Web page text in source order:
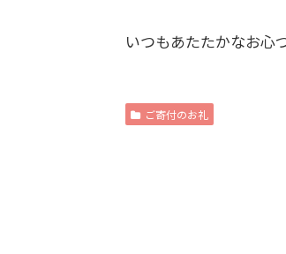
いつもあたたかなお心
ご寄付のお礼